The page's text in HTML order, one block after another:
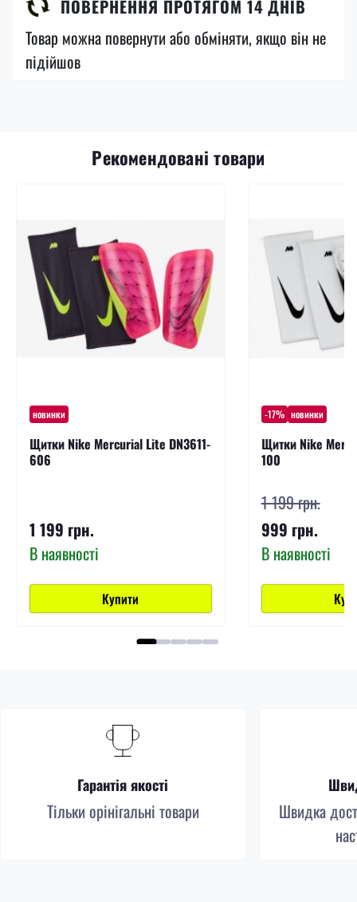
ПОВЕРНЕННЯ ПРОТЯГОМ 14 ДНІВ
Товар можна повернути або обміняти, якщо він не
підійшов
Рекомендовані товари
новинки
Щитки Nike Mercurial Lite DN3611-
606
1 199 грн.
В наявності
Купити
-17% новинки
Щитки Nike
100
1 199 грн.
999 грн.
В наявності
Гарантія якості
Тільки орінігальні товари
Швидка